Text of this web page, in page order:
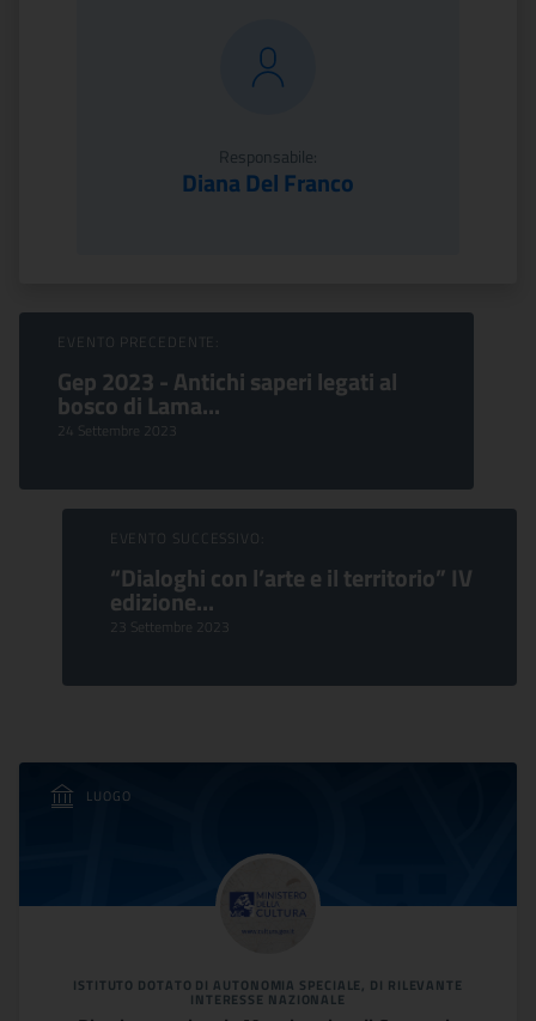
Responsabile:
Diana Del Franco
Sfoglia Eventi
EVENTO PRECEDENTE:
Gep 2023 - Antichi saperi legati al
bosco di Lama...
24 Settembre 2023
EVENTO SUCCESSIVO:
“Dialoghi con l’arte e il territorio” IV
edizione...
23 Settembre 2023
LUOGO
ISTITUTO DOTATO DI AUTONOMIA SPECIALE, DI RILEVANTE
INTERESSE NAZIONALE